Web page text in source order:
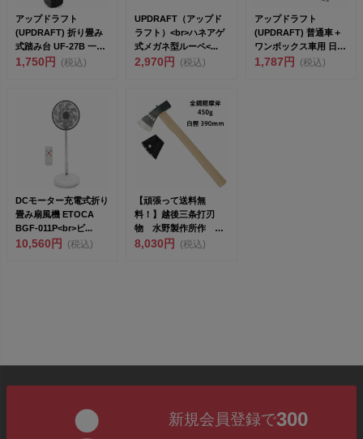
アップドラフト
(UPDRAFT) 折り畳み
式踏み台 UF-27B 一般
住宅用 サイズ...
1,750円 (税込)
UPDRAFT（アップド
ラフト）<br>ハネアゲ
式メガネ型ルーペ<...
2,970円 (税込)
アップドラフト
(UPDRAFT) 普通車＋
ワンボックス車用 日除
けカバー サンシェー...
1,787円 (税込)
DCモーター充電式折り
畳み扇風機 ETOCA
BGF-011P<br>ビ...
10,560円 (税込)
【頑張って送料無
料！】越後三条打刃
物 水野製作所作 全
鋼薩摩斧450g 白樫
8,030円 (税込)
新規会員登録で300